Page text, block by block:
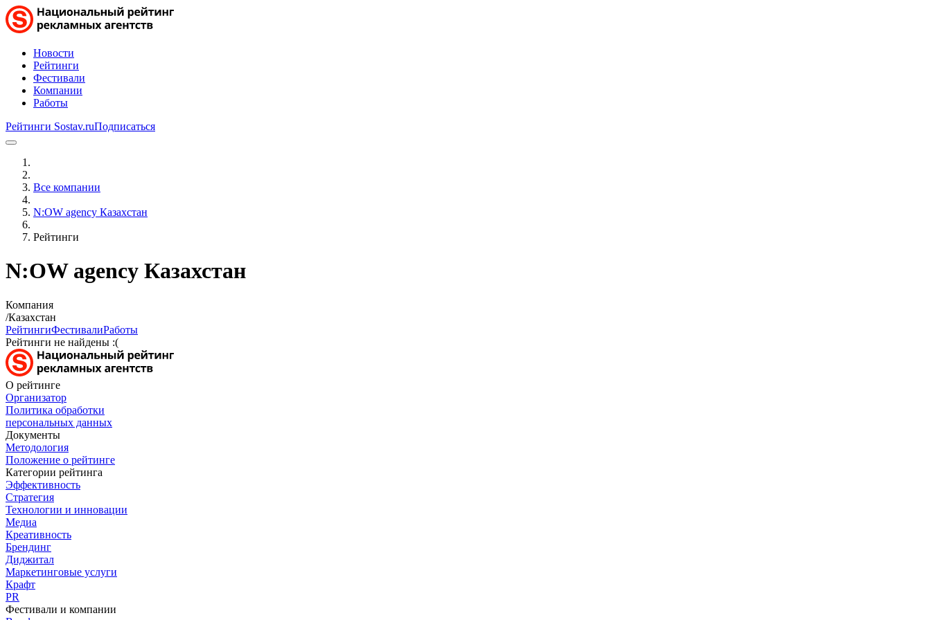
Новости
Рейтинги
Фестивали
Компании
Работы
Рейтинги Sostav.ruПодписаться
Все компании
N:OW agency Казахстан
Рейтинги
N:OW agency Казахстан
Компания
/Казахстан
РейтингиФестивалиРаботы
Рейтинги не найдены :(
О рейтинге
Организатор
Политика обработки
персональных данных
Документы
Методология
Положение о рейтинге
Категории рейтинга
Эффективность
Стратегия
Технологии и инновации
Медиа
Креативность
Брендинг
Диджитал
Маркетинговые услуги
Крафт
PR
Фестивали и компании